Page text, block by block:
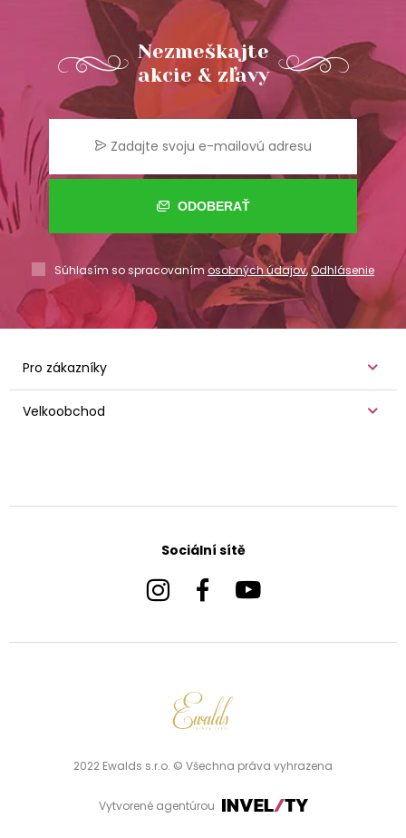
Nezmeškajte
akcie & zľavy
ODOBERAŤ
Súhlasím so spracovaním osobných údajov,Odhlásenie
Pro zákazníky
Velkoobchod
Sociální sítě
2022 Ewalds s.r.o. © Všechna práva vyhrazena
Vytvorené agentúrou